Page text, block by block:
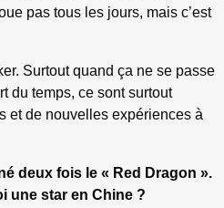
pas tous les jours, mais c’est
Surtout quand ça ne se passe
du temps, ce sont surtout
et de nouvelles expériences à
deux fois le « Red Dragon ».
une star en Chine ?